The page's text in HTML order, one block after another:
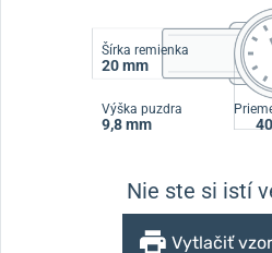
Šírka remienka
20 mm
Výška puzdra
9,8 mm
Nie ste si istí
Vytlačiť